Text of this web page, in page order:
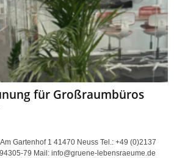
für Großraumbüros
Gartenhof 1 41470 Neuss Tel.: +49 (0)2137
79 Mail: info@gruene-lebensraeume.de